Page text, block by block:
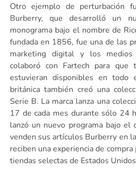
Otro ejemplo de perturbación
Burberry, que desarrolló un
monograma bajo el nombre de
fundada en 1856, fue una de las
marketing digital y los
colaboró con Fartech para que
estuvieran disponibles en todo
británica también creó una
Serie B. La marca lanza una
17 de cada mes durante sólo 24
lanzó un nuevo programa bajo el
venden sus artículos Burberry en
reciben una experiencia de
tiendas selectas de Estados